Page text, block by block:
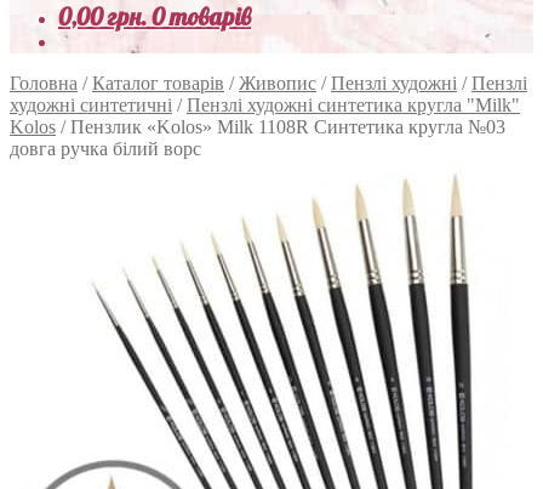
0,00грн.0 товарів
Головна /Каталог товарів /Живопис /Пензлі художні /Пензлі
художні синтетичні /Пензлі художні синтетика кругла "Milk"
Kolos /Пензлик «Kolos» Milk 1108R Синтетика кругла №03
довга ручка білий ворс